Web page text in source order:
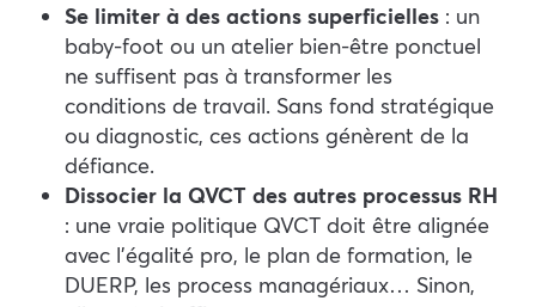
Se limiter à des actions superficielles : un
baby-foot ou un atelier bien-être ponctuel
ne suffisent pas à transformer les
conditions de travail. Sans fond stratégique
ou diagnostic, ces actions génèrent de la
défiance.
Dissocier la QVCT des autres processus RH
: une vraie politique QVCT doit être alignée
avec l’égalité pro, le plan de formation, le
DUERP, les process managériaux… Sinon,